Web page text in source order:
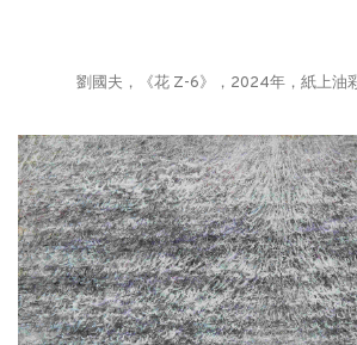
劉國夫，《花 Z-6》，2024年，紙上油